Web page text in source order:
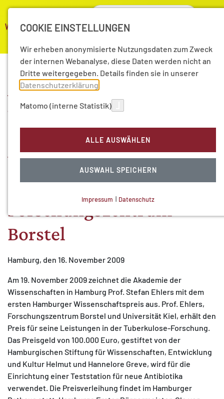
Auszeichnung für
Tuberkulose-Forschung:
Erster Hamburger
Wissenschaftspreis für
Stefan Ehlers vom
Forschungszentrum
Borstel
Hamburg, den 16. November 2009
Am 19. November 2009 zeichnet die Akademie der
Wissenschaften in Hamburg Prof. Stefan Ehlers mit dem
ersten Hamburger Wissenschaftspreis aus. Prof. Ehlers,
Forschungszentrum Borstel und Universität Kiel, erhält den
Preis für seine Leistungen in der Tuberkulose-Forschung.
Das Preisgeld von 100.000 Euro, gestiftet von der
Hamburgischen Stiftung für Wissenschaften, Entwicklung
und Kultur Helmut und Hannelore Greve, wird für die
Einrichtung einer Teststation für neue Antibiotika
verwendet. Die Preisverleihung findet im Hamburger
COOKIE EINSTELLUNGEN
Wir erheben anonymisierte Nutzungsdaten zum Zweck
der internen Webanalyse, diese Daten werden nicht an
Dritte weitergegeben. Details finden sie in unserer
Datenschutzerklärung
Matomo (interne Statistik)
ALLE AUSWÄHLEN
AUSWAHL SPEICHERN
Technisch notwendig.
MATOMO (INTERNE STATISTIK)
Statistik Cookies erfassen Informationen anonym.
Diese Informationen helfen uns zu verstehen, wie
unsere Besucher unsere Website nutzen.
Matomo
Impressum | Datenschutz